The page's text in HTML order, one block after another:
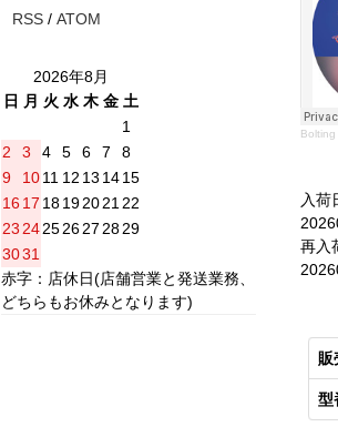
Bolting
入荷
再入
販
型
RSS / ATOM
2026年8月
日
月 火 水 木 金 土
1
2
3 4 5 6 7
8
9
1011 12 13 1415
16 17 18192021 22
23 24252627 2829
3031
赤字：店休日(店舗営業と発送業務、
どちらもお休みとなります)